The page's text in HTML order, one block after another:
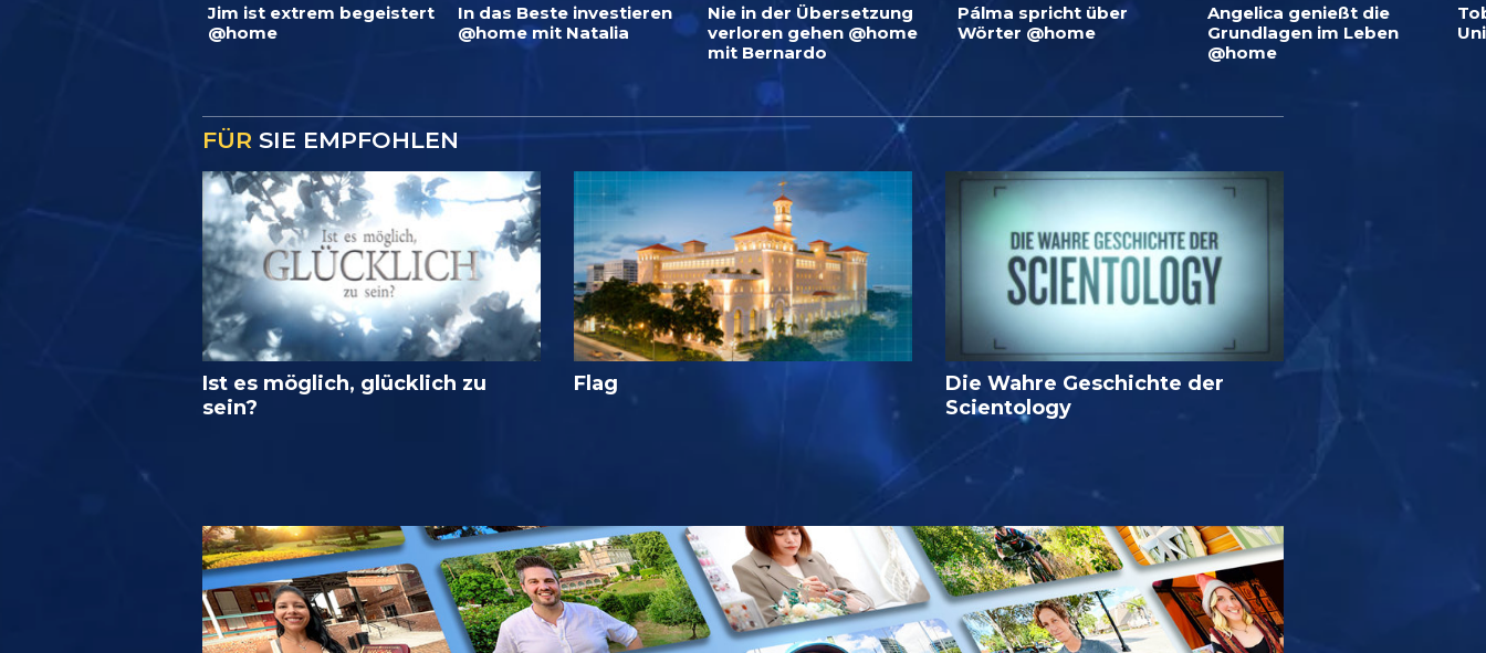
Jim ist extrem begeistert
@home
In das Beste investieren
@home mit Natalia
Nie in der Übersetzung
verloren gehen @home
mit Bernardo
Pálma spricht über
Wörter @home
Angelica genießt die
Grundlagen im Leben
@home
FÜR SIE EMPFOHLEN
Ist es möglich, glücklich zu
sein?
Flag
Die Wahre Geschichte der
Scientology